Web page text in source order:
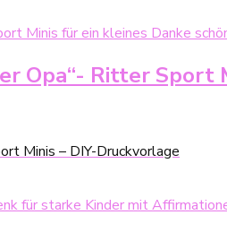
Opa“- Ritter Sport
Minis – DIY-Druckvorlage